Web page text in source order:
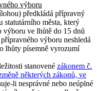
výboru
předkládá přípravný
statutárního města, který
výboru ve lhůtě do 15 dnů
výboru neshledá
lhůty písemně vyrozumí
stanovené zákonem č.
některých zákonů, ve
li nesprávné nebo neúplné